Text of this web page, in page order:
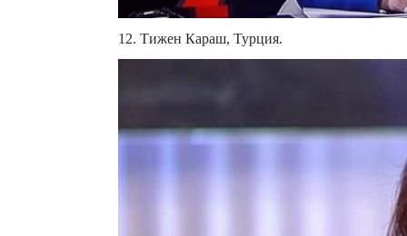
12. Тижен Караш, Турция.